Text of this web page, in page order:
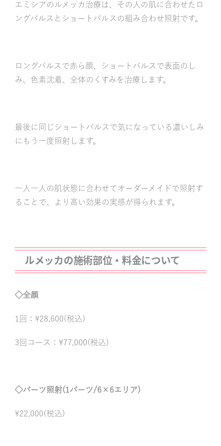
エミシアのルメッカ治療は、その人の肌に合わせたロ
ングパルスとショートパルスの組み合わせ照射です。
ロングパルスで赤ら顔、ショートパルスで表面のし
み、色素沈着、全体のくすみを治療します。
最後に同じショートパルスで気になっている濃いしみ
にもう一度照射します。
一人一人の肌状態に合わせてオーダーメイドで照射す
ることで、より高い効果の実感が得られます。
ルメッカの施術部位・料金について
◇全顔
1回：¥28,600(税込)
3回コース：¥77,000(税込)
◇パーツ照射(1パーツ/6×6エリア)
¥22,000(税込)